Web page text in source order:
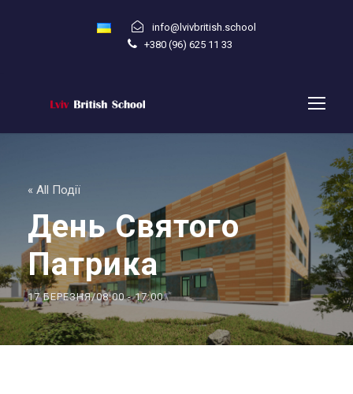
info@lvivbritish.school
+380 (96) 625 11 33
« All Події
День Святого
Патрика
17 БЕРЕЗНЯ/08:00-17:00